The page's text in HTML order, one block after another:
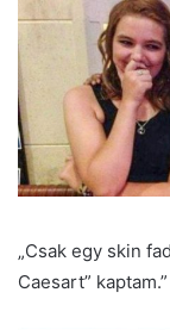
„Csak egy skin
Caesart” kaptam.”